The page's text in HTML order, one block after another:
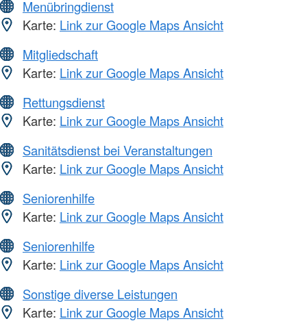
Menübringdienst
Karte: Link zur Google Maps Ansicht
Mitgliedschaft
Karte: Link zur Google Maps Ansicht
Rettungsdienst
Karte: Link zur Google Maps Ansicht
Sanitätsdienst bei Veranstaltungen
Karte: Link zur Google Maps Ansicht
Seniorenhilfe
Karte: Link zur Google Maps Ansicht
Seniorenhilfe
Karte: Link zur Google Maps Ansicht
Sonstige diverse Leistungen
Karte: Link zur Google Maps Ansicht